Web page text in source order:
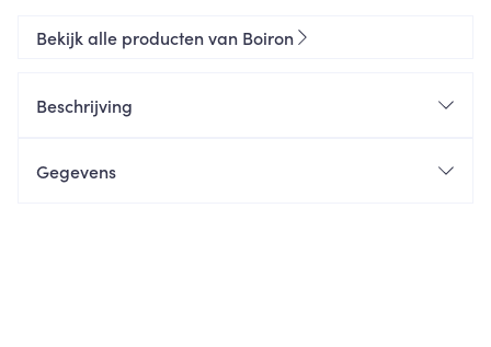
Bekijk alle producten van Boiron
Beschrijving
Gegevens